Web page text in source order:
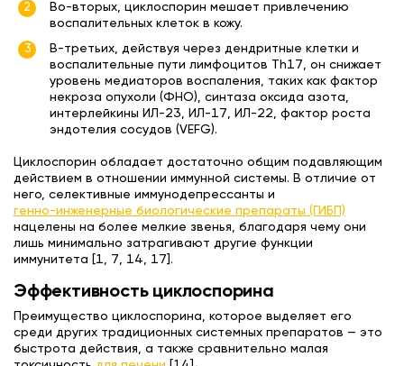
Во-вторых, циклоспорин мешает привлечению
воспалительных клеток в кожу.
В-третьих, действуя через дендритные клетки и
воспалительные пути лимфоцитов Th17, он снижает
уровень медиаторов воспаления, таких как фактор
некроза опухоли (ФНО), синтаза оксида азота,
интерлейкины ИЛ-23, ИЛ-17, ИЛ-22, фактор роста
эндотелия сосудов (VEFG).
Циклоспорин обладает достаточно общим подавляющим
действием в отношении иммунной системы. В отличие от
него, селективные иммунодепрессанты и
генно-инженерные биологические препараты (ГИБП)
нацелены на более мелкие звенья, благодаря чему они
лишь минимально затрагивают другие функции
иммунитета [1, 7, 14, 17].
Эффективность циклоспорина
Преимущество циклоспорина, которое выделяет его
среди других традиционных системных препаратов — это
быстрота действия, а также сравнительно малая